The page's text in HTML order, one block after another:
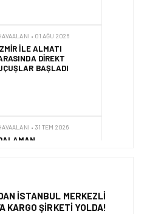
• 01 AĞU 2026
ILE ALMATI
DIREKT
BAŞLADI
• 31 TEM 2026
İSTANBUL MERKEZLI
KARGO ŞIRKETI YOLDA!